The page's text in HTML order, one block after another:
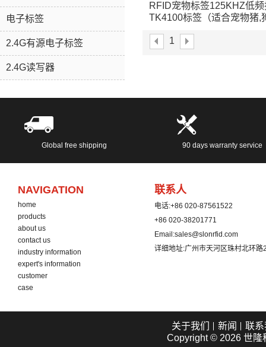
电子标签
2.4G有源电子标签
2.4G读写器
等)
RFID宠物标签125KHZ低
TK4100标签（适合宠物猪,
1
Global free shipping 90 days warranty service
NAVIGATION
home
products
about us
contact us
industry information
expert's information
customer
case
联系人
电话:+86 020-87561522
+86 020-38201771
Email:sales@slonrfid.com
详细地址:广州市天河区珠村北环
关于我们 新闻
联
Copyright © 2026 世隆